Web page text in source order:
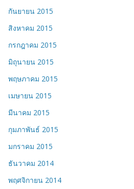
กันยายน 2015
สิงหาคม 2015
กรกฎาคม 2015
มิถุนายน 2015
พฤษภาคม 2015
เมษายน 2015
มีนาคม 2015
กุมภาพันธ์ 2015
มกราคม 2015
ธันวาคม 2014
พฤศจิกายน 2014